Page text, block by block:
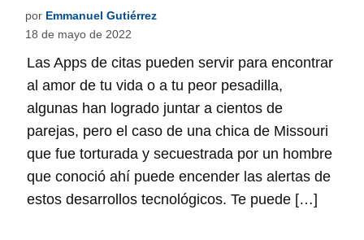
por Emmanuel Gutiérrez
18 de mayo de 2022
Las Apps de citas pueden servir para encontrar
al amor de tu vida o a tu peor pesadilla,
algunas han logrado juntar a cientos de
parejas, pero el caso de una chica de Missouri
que fue torturada y secuestrada por un hombre
que conoció ahí puede encender las alertas de
estos desarrollos tecnológicos. Te puede […]